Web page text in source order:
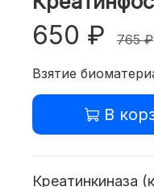
650 ₽ 765 ₽
Взятие
В
Креатинкиназа